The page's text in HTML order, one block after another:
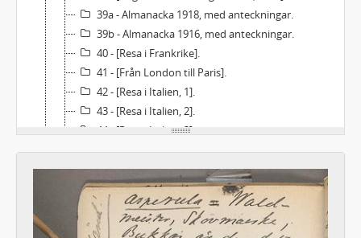
39a - Almanacka 1918, med anteckningar.
39b - Almanacka 1916, med anteckningar.
40 - [Resa i Frankrike].
41 - [Från London till Paris].
42 - [Resa i Italien, 1].
43 - [Resa i Italien, 2].
44 - [Resa i Italien, 3].
45 - [Resa i Italien, 4].
46 - [Resa i Schweiz].
47 - [Resa i Tyskland].
48 - [Om Carlyle].
49 - Madame du Deffand och Duchesse de Choiseul [m. m.].